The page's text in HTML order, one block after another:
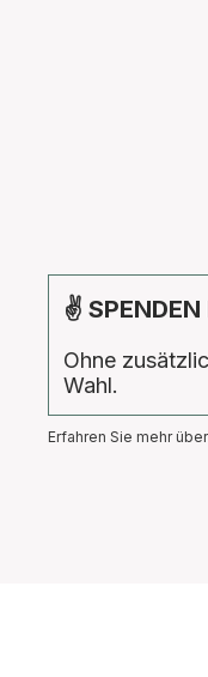
✌
Ohne
Wahl.
Erfahren Sie mehr